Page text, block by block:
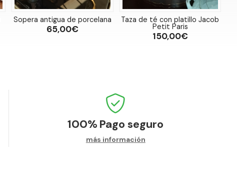
Sopera antigua de porcelana
65,00€
Taza de té con platillo Jacob
Petit Paris
150,00€
100% Pago seguro
más información